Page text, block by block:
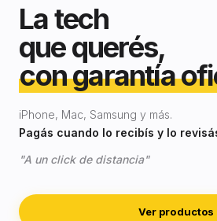
La tech
que querés,
con garantía
iPhone, Mac, Samsung y más.
Pagás cuando lo recibís y lo
"A un click de distancia"
Ver productos